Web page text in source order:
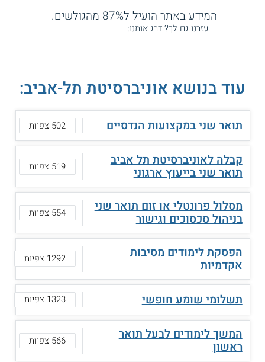
המידע באתר הועיל ל87% מהגולשים.
עזרנו גם לך? דרג אותנו:
עוד בנושא אוניברסיטת תל-אביב:
תואר שני במקצועות הנדסיים 502 צפיות
קבלה לאוניברסיטת תל אביב
תואר שני בייעוץ ארגוני 519 צפיות
מסלול פרונטלי או זום תואר שני
בניהול סכסוכים וגישור 554 צפיות
הפסקת לימודים מסיבות
אקדמיות 1292 צפיות
תשלומי שומע חופשי 1323 צפיות
המשך לימודים לבעל תואר
ראשון 566 צפיות